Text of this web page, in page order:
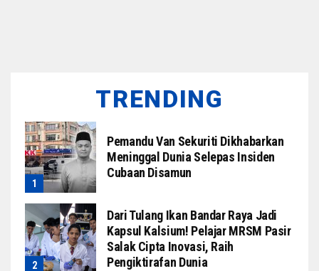
TRENDING
Pemandu Van Sekuriti Dikhabarkan
Meninggal Dunia Selepas Insiden
Cubaan Disamun
Dari Tulang Ikan Bandar Raya Jadi
Kapsul Kalsium! Pelajar MRSM Pasir
Salak Cipta Inovasi, Raih
Pengiktirafan Dunia